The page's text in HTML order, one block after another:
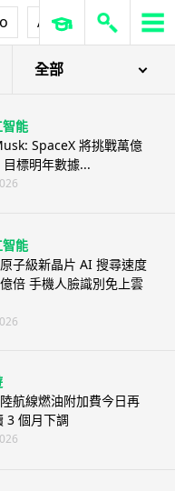
AirPods Pro 3
全部
智能
SpaceX 將挑戰萬億
標明年數據...
智能
子級新晶片 AI 搜尋速度
倍 手機人臉識別免上雲
航線燃油附加費今日再
3 個月下調